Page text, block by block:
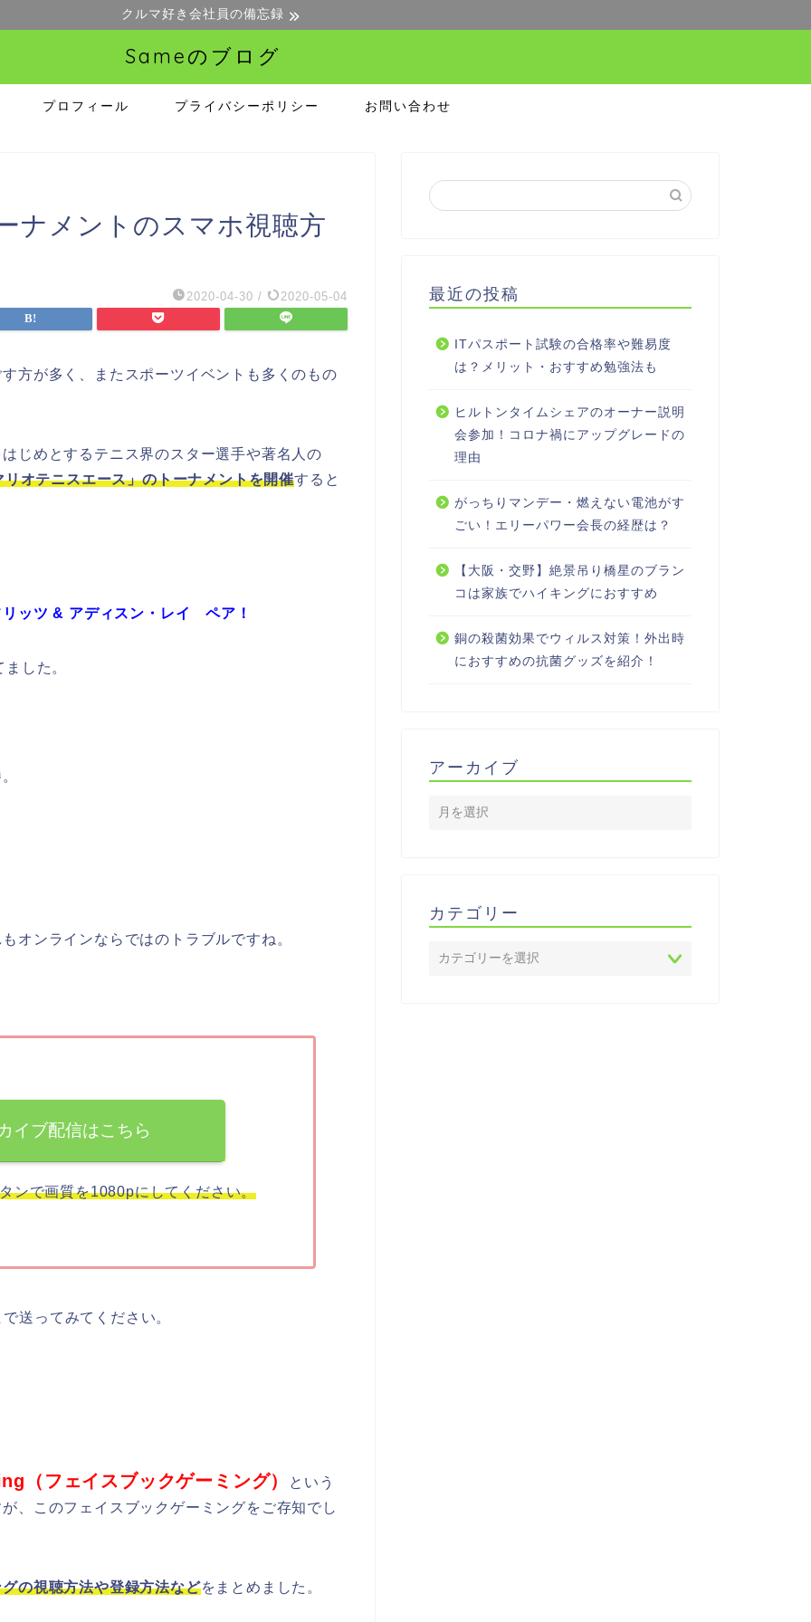
クルマ好き会社員の備忘録
Sameのブログ
プロフィール プライバシーポリシー お問い合わせ
ナメントのスマホ視聴方
2020-04-30 / 2020-05-04
方が多く、またスポーツイベントも多くのもの
はじめとするテニス界のスター選手や著名人の
オテニスエース」のトーナメントを開催すると
ッツ & アディスン・レイ ペア！
した。
オンラインならではのトラブルですね。
イブ配信はこちら
ンで画質を1080pにしてください。
送ってみてください。
（フェイスブックゲーミング）
という
、このフェイスブックゲーミングをご存知でし
の視聴方法や登録方法などをまとめました。
最近の投稿
ITパスポート試験の合格率や難易度
は？メリット・おすすめ勉強法も
ヒルトンタイムシェアのオーナー説明
会参加！コロナ禍にアップグレードの
理由
がっちりマンデー・燃えない電池がす
ごい！エリーパワー会長の経歴は？
【大阪・交野】絶景吊り橋星のブラン
コは家族でハイキングにおすすめ
銅の殺菌効果でウィルス対策！外出時
におすすめの抗菌グッズを紹介！
アーカイブ
カテゴリー